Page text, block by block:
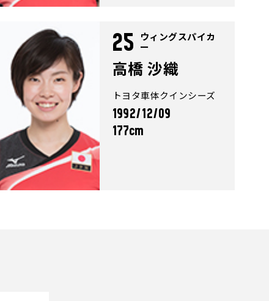
25
ウィングスパイカ
ー
高橋 沙織
トヨタ車体クインシーズ
1992/12/09
177cm